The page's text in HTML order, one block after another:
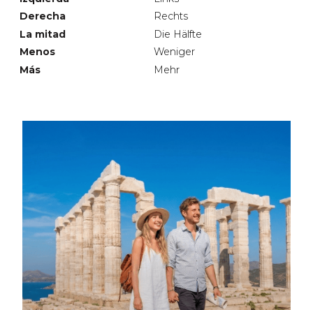
Derecha
Rechts
La mitad
Die Hälfte
Menos
Weniger
Más
Mehr